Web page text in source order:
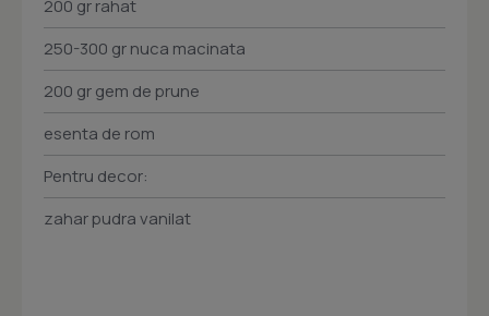
200 gr rahat
250-300 gr nuca macinata
200 gr gem de prune
esenta de rom
Pentru decor:
zahar pudra vanilat